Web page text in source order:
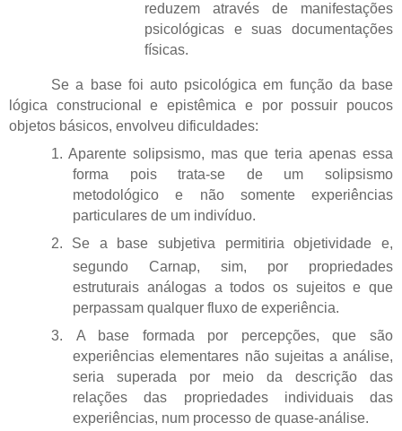
reduzem através de manifestações
psicológicas e suas documentações
físicas.
Se a base foi auto psicológica em função da base
lógica construcional e epistêmica e por possuir poucos
objetos básicos, envolveu dificuldades:
1. Aparente solipsismo, mas que teria apenas essa
forma pois trata-se de um solipsismo
metodológico e não somente experiências
particulares de um indivíduo.
2.
Se a base subjetiva permitiria objetividade e,
segundo Carnap, sim, por propriedades
estruturais análogas a todos os sujeitos e que
perpassam qualquer fluxo de experiência.
3. A base formada por percepções, que são
experiências elementares não sujeitas a análise,
seria superada por meio da descrição das
relações das propriedades individuais das
experiências, num processo de quase-análise.